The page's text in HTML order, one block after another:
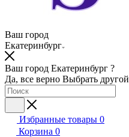
Ваш город
Екатеринбург
Ваш город Екатеринбург ?
Да, все верно Выбрать другой
Избранные товары 0
Корзина 0